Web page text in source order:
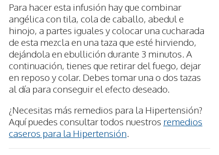
Para hacer esta infusión hay que combinar
angélica con tila, cola de caballo, abedul e
hinojo, a partes iguales y colocar una cucharada
de esta mezcla en una taza que esté hirviendo,
dejándola en ebullición durante 3 minutos. A
continuación, tienes que retirar del fuego, dejar
en reposo y colar. Debes tomar una o dos tazas
al día para conseguir el efecto deseado.
¿Necesitas más remedios para la Hipertensión?
Aquí puedes consultar todos nuestros remedios
caseros para la Hipertensión.